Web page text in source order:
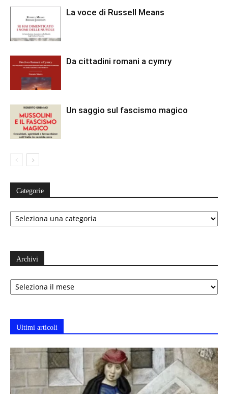
La voce di Russell Means
Da cittadini romani a cymry
Un saggio sul fascismo magico
Categorie
Categorie
Archivi
Archivi
Ultimi articoli